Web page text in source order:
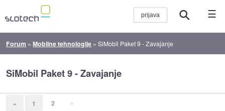
☰
Forum »Mobilne tehnologije »SiMobil Paket 9 - Zavajanje
SiMobil Paket 9 - Zavajanje
« 1 2 »